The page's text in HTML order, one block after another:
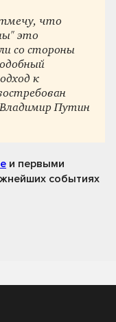
что
это
со стороны
к
Владимир Путин
и первыми
событиях